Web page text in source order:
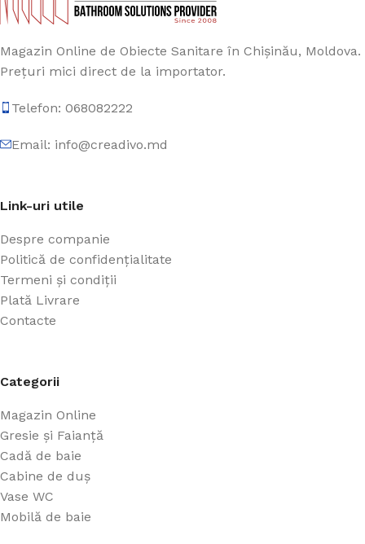
Magazin Online de Obiecte Sanitare în Chișinău, Moldova.
Prețuri mici direct de la importator.
Telefon: 068082222
Email: info@creadivo.md
Link-uri utile
Despre companie
Politică de confidențialitate
Termeni și condiții
Plată Livrare
Contacte
Categorii
Magazin Online
Gresie și Faianță
Cadă de baie
Cabine de duș
Vase WC
Mobilă de baie